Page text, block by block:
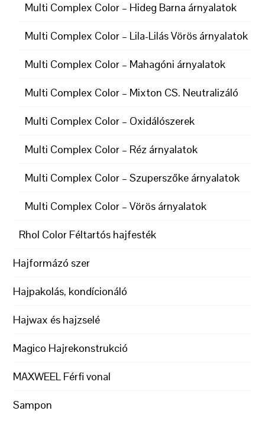
Multi Complex Color – Hideg Barna árnyalatok
Multi Complex Color – Lila-Lilás Vörös árnyalatok
Multi Complex Color – Mahagóni árnyalatok
Multi Complex Color – Mixton CS. Neutralizáló
Multi Complex Color – Oxidálószerek
Multi Complex Color – Réz árnyalatok
Multi Complex Color – Szuperszőke árnyalatok
Multi Complex Color – Vörös árnyalatok
Rhol Color Féltartós hajfesték
Hajformázó szer
Hajpakolás, kondícionáló
Hajwax és hajzselé
Magico Hajrekonstrukció
MAXWEEL Férfi vonal
Sampon